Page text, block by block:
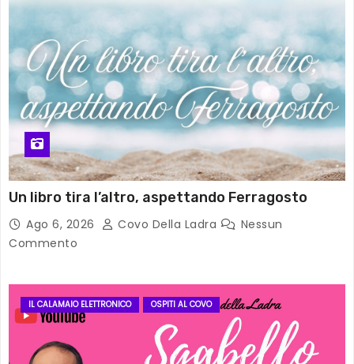
Un libro tira l’altro, aspettando Ferragosto
Ago 6, 2026 Covo Della Ladra
Nessun
Commento
IL CALAMAIO ELETTRONICO OSPITI AL COVO